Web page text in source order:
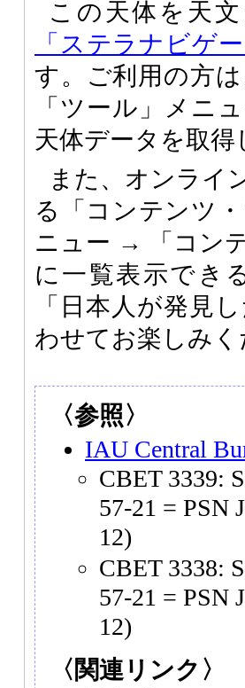
この天体を天
「ステラナビゲー
す。ご利用の方
「ツール」メニ
天体データを取
また、オンライ
る「コンテンツ
ニュー → 「コン
に一覧表示でき
「日本人が発見
わせてお楽しみく
〈参照〉
IAU Central
CBET 3339:
57-21 = PSN
12)
CBET 3338:
57-21 = PSN
12)
〈関連リンク〉